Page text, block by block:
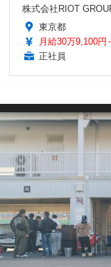
株式会社RIOT
東京都
月給30万9,100円
正社員